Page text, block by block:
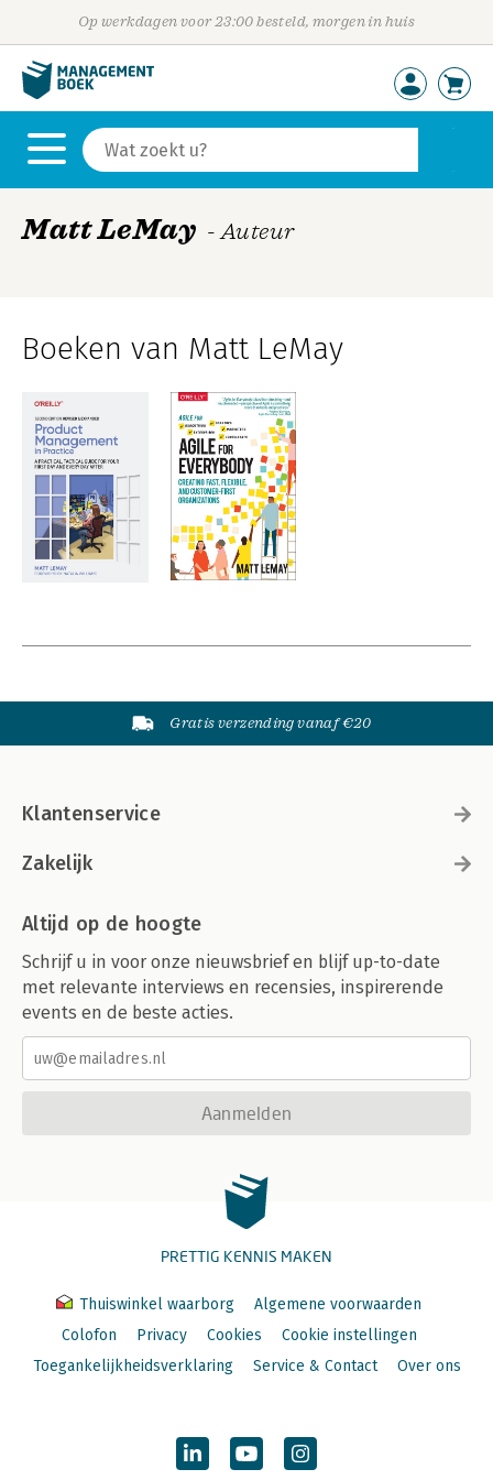
Op werkdagen voor 23:00 besteld, morgen in huis
Matt LeMay - Auteur
Boeken van Matt LeMay
Gratis verzending vanaf €20
Klantenservice
Zakelijk
Altijd op de hoogte
Schrijf u in voor onze nieuwsbrief en blijf up-to-date
met relevante interviews en recensies, inspirerende
events en de beste acties.
Aanmelden
PRETTIG KENNIS MAKEN
Thuiswinkel waarborg
Algemene voorwaarden
Colofon
Privacy Cookies
Cookie instellingen
Toegankelijkheidsverklaring
Service & Contact Over ons